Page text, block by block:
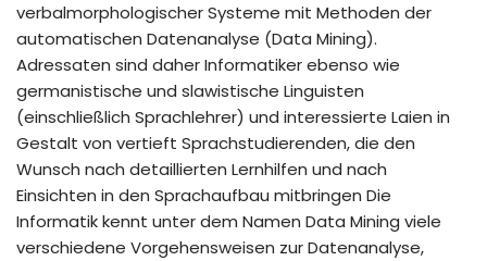
verbalmorphologischer Systeme mit Methoden der
automatischen Datenanalyse (Data Mining).
Adressaten sind daher Informatiker ebenso wie
germanistische und slawistische Linguisten
(einschließlich Sprachlehrer) und interessierte Laien in
Gestalt von vertieft Sprachstudierenden, die den
Wunsch nach detaillierten Lernhilfen und nach
Einsichten in den Sprachaufbau mitbringen Die
Informatik kennt unter dem Namen Data Mining viele
verschiedene Vorgehensweisen zur Datenanalyse,